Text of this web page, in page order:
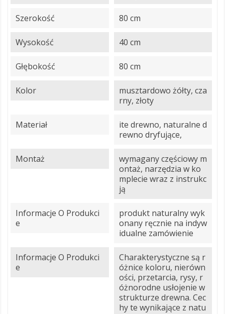
Szerokość 80 cm
Wysokość 40 cm
Głębokość 80 cm
Kolor
musztardowo żółty, cza
rny, złoty
Materiał
ite drewno, naturalne d
rewno dryfujące,
Montaż
wymagany częściowy m
ontaż, narzędzia w ko
mplecie wraz z instrukc
ją
Informacje O Produkci
E
produkt naturalny wyk
onany ręcznie na indyw
idualne zamówienie
Informacje O Produkci
E
Charakterystyczne są r
óżnice koloru, nierówn
ości, przetarcia, rysy, r
óżnorodne usłojenie w
strukturze drewna. Cec
hy te wynikające z natu